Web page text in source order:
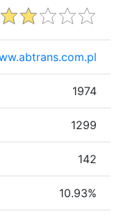
1974
1299
142
10.93%